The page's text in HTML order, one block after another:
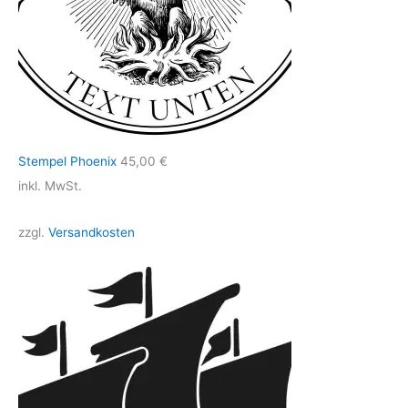
Stempel Phoenix 45,00 €
inkl. MwSt.
zzgl. Versandkosten